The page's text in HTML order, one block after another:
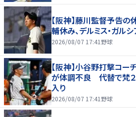
【阪神】藤川監督予告
輔休み、デルミス・ガル
2026/08/07 17:41 野球
【阪神】小谷野打撃コー
が体調不良 代替で梵
入り
2026/08/07 17:41 野球